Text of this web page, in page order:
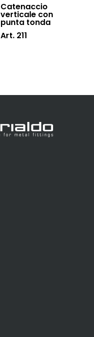
Catenaccio
verticale con
punta tonda
Art. 211